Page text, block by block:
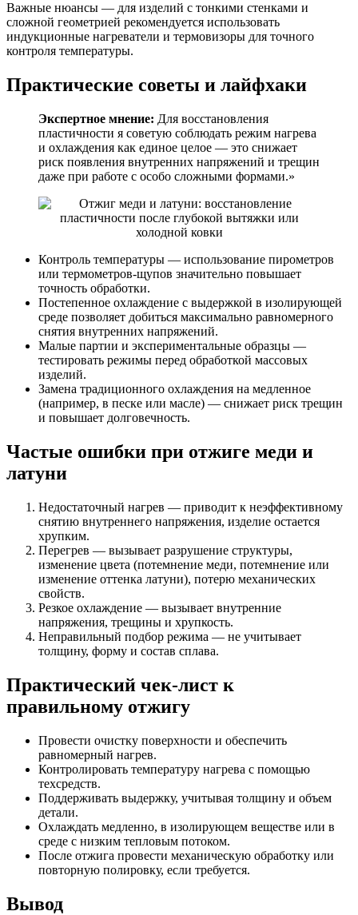
Важные нюансы — для изделий с тонкими стенками и
сложной геометрией рекомендуется использовать
индукционные нагреватели и термовизоры для точного
контроля температуры.
Практические советы и лайфхаки
Экспертное мнение: Для восстановления
пластичности я советую соблюдать режим нагрева
и охлаждения как единое целое — это снижает
риск появления внутренних напряжений и трещин
даже при работе с особо сложными формами.»
Контроль температуры — использование пирометров
или термометров-щупов значительно повышает
точность обработки.
Постепенное охлаждение с выдержкой в изолирующей
среде позволяет добиться максимально равномерного
снятия внутренних напряжений.
Малые партии и экспериментальные образцы —
тестировать режимы перед обработкой массовых
изделий.
Замена традиционного охлаждения на медленное
(например, в песке или масле) — снижает риск трещин
и повышает долговечность.
Частые ошибки при отжиге меди и
латуни
Недостаточный нагрев — приводит к неэффективному
снятию внутреннего напряжения, изделие остается
хрупким.
Перегрев — вызывает разрушение структуры,
изменение цвета (потемнение меди, потемнение или
изменение оттенка латуни), потерю механических
свойств.
Резкое охлаждение — вызывает внутренние
напряжения, трещины и хрупкость.
Неправильный подбор режима — не учитывает
толщину, форму и состав сплава.
Практический чек-лист к
правильному отжигу
Провести очистку поверхности и обеспечить
равномерный нагрев.
Контролировать температуру нагрева с помощью
техсредств.
Поддерживать выдержку, учитывая толщину и объем
детали.
Охлаждать медленно, в изолирующем веществе или в
среде с низким тепловым потоком.
После отжига провести механическую обработку или
повторную полировку, если требуется.
Вывод